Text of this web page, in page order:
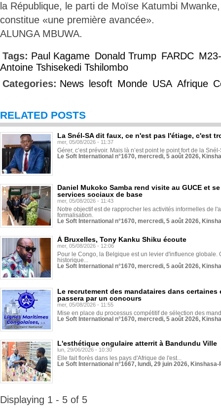
la République, le parti de Moïse Katumbi
constitue «une première avancée».
ALUNGA MBUWA.
Tags: Paul Kagame Donald Trump FARDC
Antoine Tshisekedi Tshilombo
Categories: News lesoft Monde USA Afrique
RELATED POSTS
La Snél-SA dit faux, ce n'est pas l'étiage, c'est
mer, 05/08/2026 - 11:37
Gérer, c’est prévoir. Mais là n’est point le point fort de la
Le Soft International n°1670, mercredi, 5 août 2026,
Daniel Mukoko Samba rend visite au GUCE et
services sociaux de base
mer, 05/08/2026 - 11:43
Notre objectif est de rapprocher les activités informelles de
formalisation.
Le Soft International n°1670, mercredi, 5 août 2026,
À Bruxelles, Tony Kanku Shiku écoute
mer, 05/08/2026 - 12:06
Pour le Congo, la Belgique est un levier d'influence globale.
historique...
Le Soft International n°1670, mercredi, 5 août 2026,
Le recrutement des mandataires dans
passera par un concours
mer, 05/08/2026 - 11:55
Mise en place du processus compétitif de sélection des
Le Soft International n°1670, mercredi, 5 août 2026,
L'esthétique ongulaire atterrit à Bandundu Ville
lun, 29/06/2026 - 10:30
Elle fait florès dans les pays d'Afrique de l'est...
Le Soft International n°1667, lundi, 29 juin 2026,
Displaying 1 - 5 of 5